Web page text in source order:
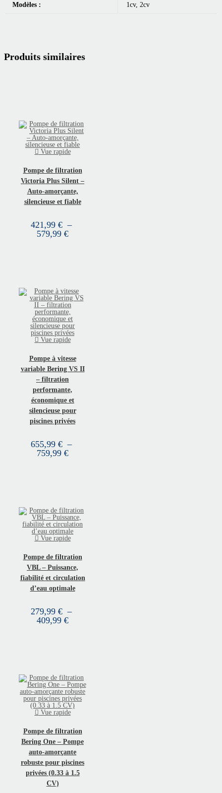
Modèles : 1cv, 2cv
Produits similaires
Vue rapide
Pompe de filtration
Victoria Plus Silent –
Auto-amorçante,
silencieuse et fiable
421,99 € –
579,99 €
Vue rapide
Pompe à vitesse
variable Bering VS II
– filtration
performante,
économique et
silencieuse pour
piscines privées
655,99 € –
759,99 €
Vue rapide
Pompe de filtration
VBL – Puissance,
fiabilité et circulation
d’eau optimale
279,99 € –
409,99 €
Vue rapide
Pompe de filtration
Bering One – Pompe
auto-amorçante
robuste pour piscines
privées (0.33 à 1.5
CV)